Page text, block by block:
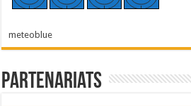
meteoblue
Partenariats